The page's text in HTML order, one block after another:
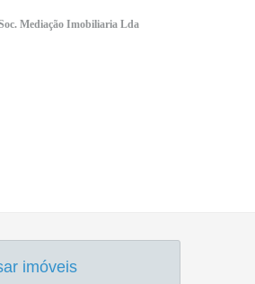
Mediação Imobiliaria Lda
rede fixa nacional)
imóveis